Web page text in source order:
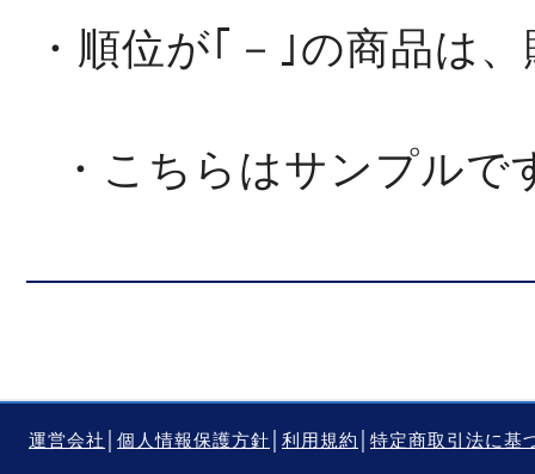
・順位が｢－｣の商品は
・こちらはサンプルで
運営会社 個人情報保護方針 利用規約 特定商取引法に基